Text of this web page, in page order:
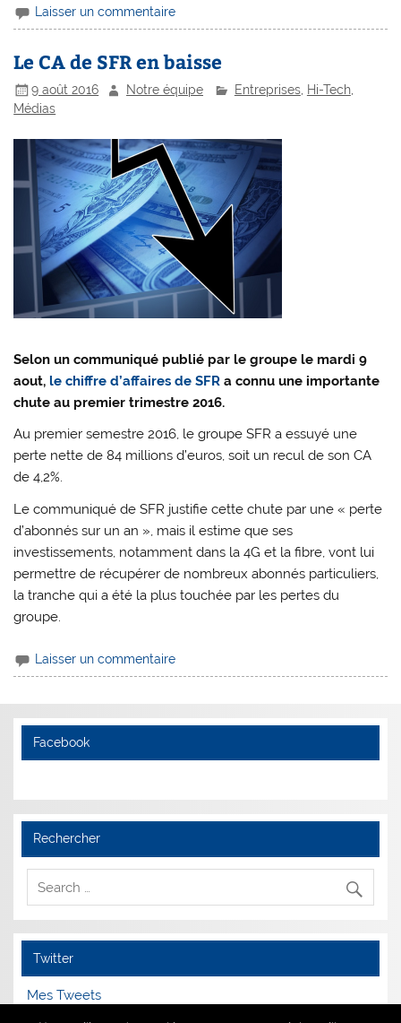
Laisser un commentaire
Le CA de SFR en baisse
9 août 2016 Notre équipe Entreprises, Hi-Tech,
Médias
Selon un communiqué publié par le groupe le mardi 9
aout,le chiffre d’affaires de SFR a connu une importante
chute au premier trimestre 2016.
Au premier semestre 2016, le groupe SFR a essuyé une
perte nette de 84 millions d’euros, soit un recul de son CA
de 4,2%.
Le communiqué de SFR justifie cette chute par une « perte
d’abonnés sur un an », mais il estime que ses
investissements, notamment dans la 4G et la fibre, vont lui
permettre de récupérer de nombreux abonnés particuliers,
la tranche qui a été la plus touchée par les pertes du
groupe.
Laisser un commentaire
Facebook
Rechercher
Twitter
Mes Tweets